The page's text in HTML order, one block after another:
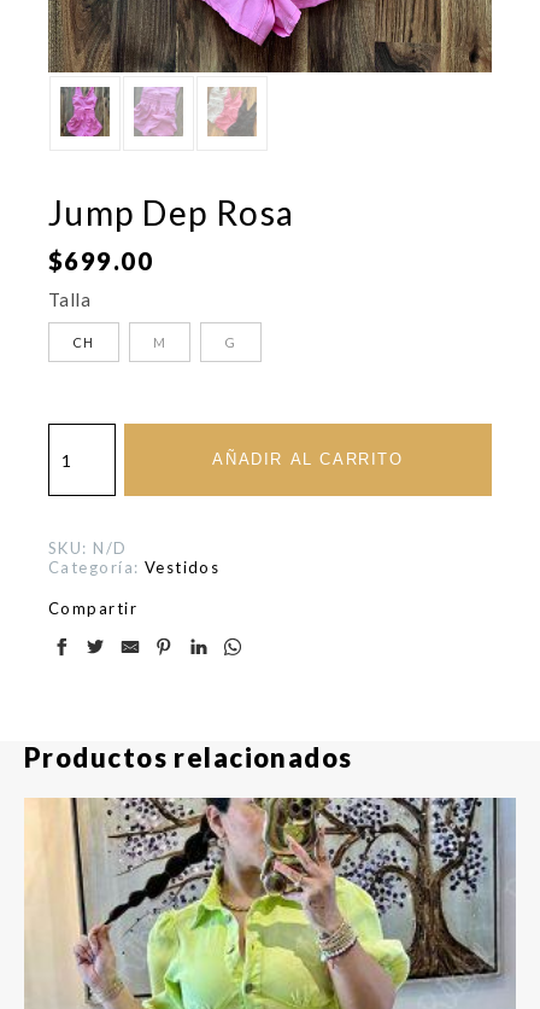
Jump Dep Rosa
$699.00
Talla
CH M G
Dep
cantidad
AÑADIR AL CARRITO
SKU: N/D
Categoría: Vestidos
Compartir
Productos relacionados